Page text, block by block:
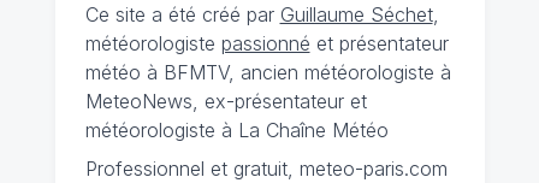
Ce site a été créé par Guillaume Séchet,
météorologiste passionné et présentateur
météo à BFMTV, ancien météorologiste à
MeteoNews, ex-présentateur et
météorologiste à La Chaîne Météo
Professionnel et gratuit, meteo-paris.com